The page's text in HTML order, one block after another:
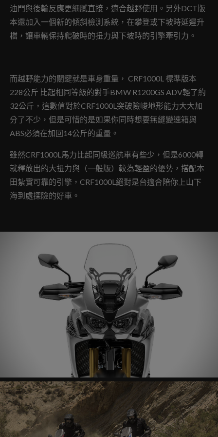
油門與後輪反應更細膩直接，適合越野使用。另外DCT版
本還加入一個新的傾斜檢測系統，在攀登或下坡時延遲升
檔，讓車輛保持爬破時的扭力與下坡時的引擎牽引力。
而越野能力的關鍵就是車身重量， CRF1000L 標準版本
228公斤 比起相同等級的對手BMW R1200GS ADV輕了約
32公斤，這數值對於CRF1000L突破險峻地形能力大大加
分了不少，但是可惜的是如果你同時想要無縫變速箱與
ABS必須在加回14公斤的重量。
雖然CRF1000L馬力比起同級巡航車有些少，但是6000轉
就釋放出的大扭力與（一般版）較為輕盈的優勢，搭配本
田紮實可靠的引擎，CRF1000L絕對是台適合陪你上山下
海到處探險的好車。